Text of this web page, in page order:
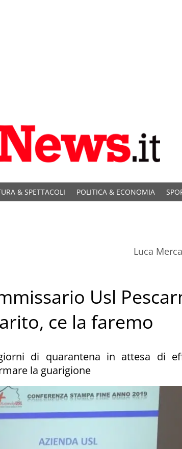
& SPETTACOLI POLITICA & ECONOMIA
Luca
Usl
ce la faremo
di quarantena in attesa di
la guarigione